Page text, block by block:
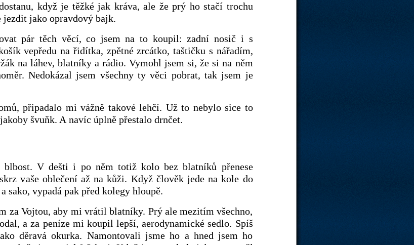
když je těžké jak kráva, ale že prý ho stačí trochu
jezdit jako opravdový bajk.
pár těch věcí, co jsem na to koupil: zadní nosič i s
vepředu na řidítka, zpětné zrcátko, taštičku s nářadím,
na láhev, blatníky a rádio. Vymohl jsem si, že si na něm
Nedokázal jsem všechny ty věci pobrat, tak jsem je
připadalo mi vážně takové lehčí. Už to nebylo sice to
švuňk. A navíc úplně přestalo drnčet.
blbost. V dešti i po něm totiž kolo bez blatníků přenese
vaše oblečení až na kůži. Když člověk jede na kole do
sako, vypadá pak před kolegy hloupě.
za Vojtou, aby mi vrátil blatníky. Prý ale mezitím všechno,
a za peníze mi koupil lepší, aerodynamické sedlo. Spíš
děravá okurka. Namontovali jsme ho a hned jsem ho